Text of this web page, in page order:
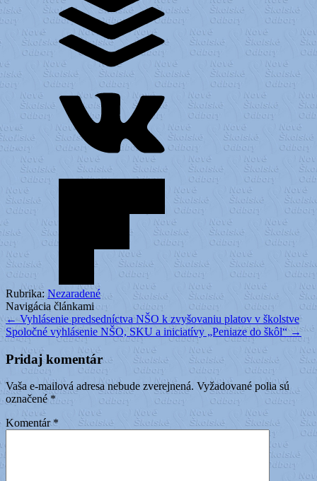
Rubrika:Nezaradené
Navigácia článkami
← Vyhlásenie predsedníctva NŠO k zvyšovaniu platov v školstve
Spoločné vyhlásenie NŠO, SKU a iniciatívy „Peniaze do škôl“→
Pridaj komentár
Vaša e-mailová adresa nebude zverejnená. Vyžadované polia sú
označené*
Komentár*